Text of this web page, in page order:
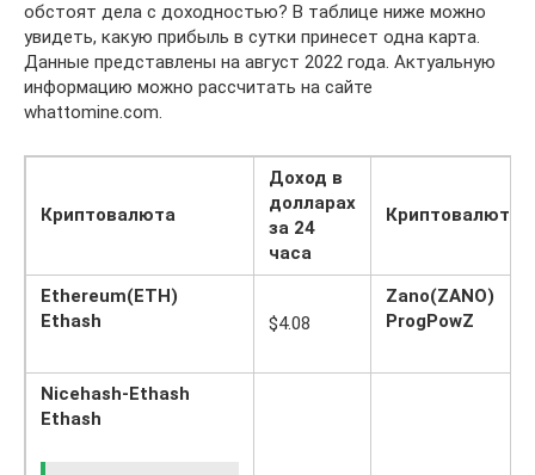
обстоят дела с доходностью? В таблице ниже можно
увидеть, какую прибыль в сутки принесет одна карта.
Данные представлены на август 2022 года. Актуальную
информацию можно рассчитать на сайте
whattomine.com.
Криптовалюта
Доход в
долларах
за 24
часа
Криптовалюта
Ethereum(ETH)
Ethash
$4.08
Zano(ZANO)
ProgPowZ
Nicehash-Ethash
Ethash